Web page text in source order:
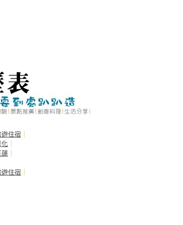
遊住宿 ｜
化 ｜
蓮 ｜
遊住宿 ｜